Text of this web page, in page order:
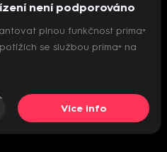
přehrávač
není podporováno
plnou funkčnost prima+
se službou prima+ na
Více info